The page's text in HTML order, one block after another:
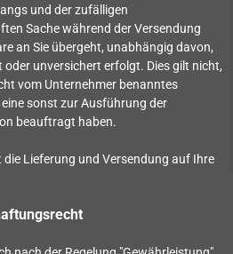
und der zufälligen
Sache während der Versendung
an Sie übergeht, unabhängig davon,
oder unversichert erfolgt. Dies gilt nicht,
vom Unternehmer benanntes
sonst zur Ausführung der
beauftragt haben.
die Lieferung und Versendung auf Ihre